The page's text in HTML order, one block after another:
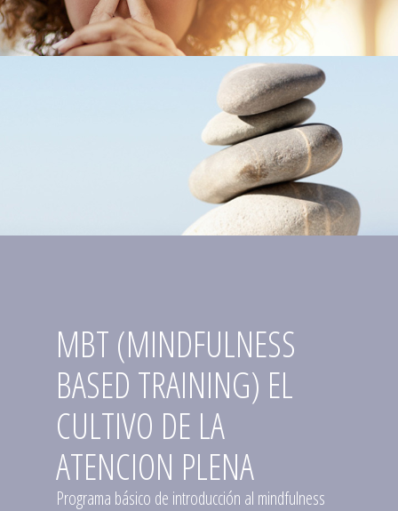
MBT (MINDFULNESS
BASED TRAINING) EL
CULTIVO DE LA
ATENCION PLENA
Programa básico de introducción al mindfulness